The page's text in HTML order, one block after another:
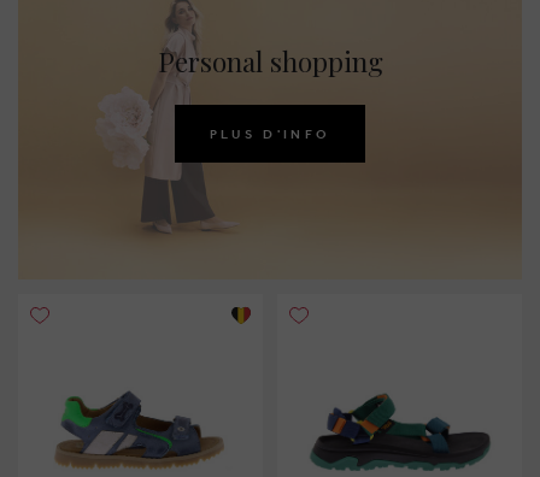
Personal shopping
PLUS D'INFO